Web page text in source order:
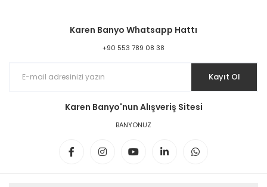
Karen Banyo Whatsapp Hattı
+90 553 789 08 38
Kayıt Ol
Karen Banyo'nun Alışveriş Sitesi
BANYONUZ